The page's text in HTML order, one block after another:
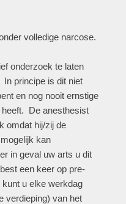
volledige narcose.
onderzoek te laten
principe is dit niet
en nog nooit ernstige
heeft. De anesthesist
omdat hij/zij de
kan
in geval uw arts u dit
een keer op pre-
u elke werkdag
verdieping) van het